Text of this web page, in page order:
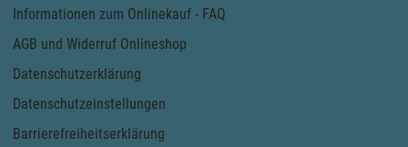
Informationen zum Onlinekauf - FAQ
AGB und Widerruf Onlineshop
Datenschutzerklärung
Datenschutzeinstellungen
Barrierefreiheitserklärung